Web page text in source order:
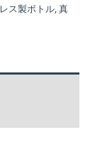
ス製ボトル,真